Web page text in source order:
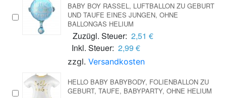
BABY BOY RASSEL, LUFTBALLON ZU GEBURT
UND TAUFE EINES JUNGEN, OHNE
BALLONGAS HELIUM
Zuzügl. Steuer: 2,51 €
Inkl. Steuer: 2,99 €
zzgl. Versandkosten
HELLO BABY BABYBODY, FOLIENBALLON ZU
GEBURT, TAUFE, BABYPARTY, OHNE HELIUM